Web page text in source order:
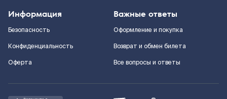
Информация
Безопасность
Конфиденциальность
Оферта
Важные ответы
Оформление и покупка
Возврат и обмен билета
Все вопросы и ответы